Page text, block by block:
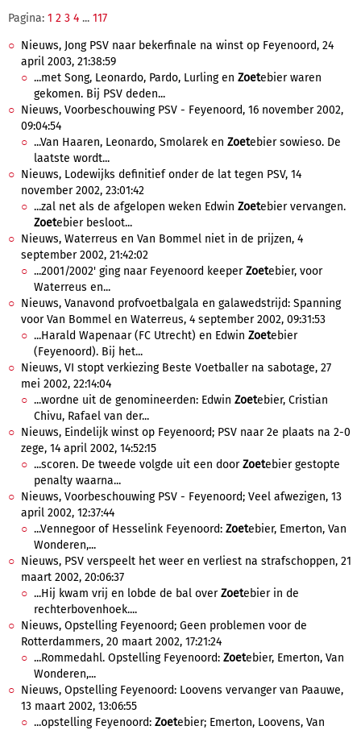
Pagina: 1 2 3 4 ... 117
Nieuws, Jong PSV naar bekerfinale na winst op Feyenoord, 24
april 2003, 21:38:59
...met Song, Leonardo, Pardo, Lurling en Zoetebier waren
gekomen. Bij PSV deden...
Nieuws, Voorbeschouwing PSV - Feyenoord, 16 november 2002,
09:04:54
...Van Haaren, Leonardo, Smolarek en Zoetebier sowieso. De
laatste wordt...
Nieuws, Lodewijks definitief onder de lat tegen PSV, 14
november 2002, 23:01:42
...zal net als de afgelopen weken Edwin Zoetebier vervangen.
Zoetebier besloot...
Nieuws, Waterreus en Van Bommel niet in de prijzen, 4
september 2002, 21:42:02
...2001/2002' ging naar Feyenoord keeperZoetebier, voor
Waterreus en...
Nieuws, Vanavond profvoetbalgala en galawedstrijd: Spanning
voor Van Bommel en Waterreus, 4 september 2002, 09:31:53
...Harald Wapenaar (FC Utrecht) en Edwin Zoetebier
(Feyenoord). Bij het...
Nieuws, VI stopt verkiezing Beste Voetballer na sabotage, 27
mei 2002, 22:14:04
...wordne uit de genomineerden: Edwin Zoetebier, Cristian
Chivu, Rafael van der...
Nieuws, Eindelijk winst op Feyenoord; PSV naar 2e plaats na 2-0
zege, 14 april 2002, 14:52:15
...scoren. De tweede volgde uit een doorZoetebier gestopte
penalty waarna...
Nieuws, Voorbeschouwing PSV - Feyenoord; Veel afwezigen, 13
april 2002, 12:37:44
...Vennegoor of Hesselink Feyenoord: Zoetebier, Emerton, Van
Wonderen,...
Nieuws, PSV verspeelt het weer en verliest na strafschoppen, 21
maart 2002, 20:06:37
...Hij kwam vrij en lobde de bal overZoetebier in de
rechterbovenhoek....
Nieuws, Opstelling Feyenoord; Geen problemen voor de
Rotterdammers, 20 maart 2002, 17:21:24
...Rommedahl. Opstelling Feyenoord: Zoetebier, Emerton, Van
Wonderen,...
Nieuws, Opstelling Feyenoord: Loovens vervanger van Paauwe,
13 maart 2002, 13:06:55
...opstelling Feyenoord: Zoetebier; Emerton, Loovens, Van